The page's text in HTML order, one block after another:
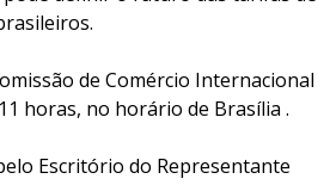
de Comércio Internacional
horas, no horário de Brasília .
Escritório do Representante